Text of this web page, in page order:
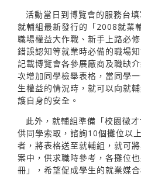
活動當日到博覽會的服務台
就輔組最新發行的「2008就業
職場權益大作戰、新手上路必
錯誤認知等就業時必備的職場
記載博覽會各參展廠商及職缺
次增加同學檢舉表格，當同學
生權益的情況時，就可以向就
護自身的安全。
此外，就輔組準備「校園徵
供同學索取，諮詢10個攤位以
者，將表格送至就輔組，就可
案中，供求職時參考，各攤位
冊」，希望促成學生的就業媒合